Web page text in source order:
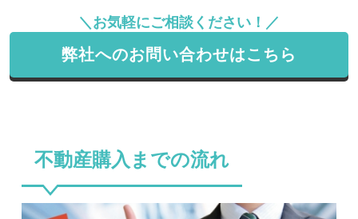
＼お気軽にご相談ください！／
弊社へのお問い合わせはこちら
不動産購入までの流れ